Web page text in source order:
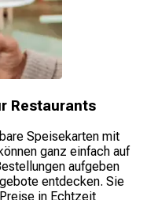
Restaurants
Speisekarten mit
ganz einfach auf
aufgeben
entdecken. Sie
in Echtzeit